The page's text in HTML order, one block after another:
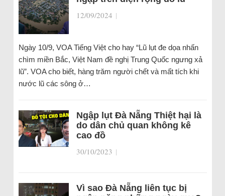
12/09/2024 |
Ngày 10/9, VOA Tiếng Việt cho hay “Lũ lụt đe dọa nhấn
chìm miền Bắc, Việt Nam đề nghị Trung Quốc ngưng xả
lũ”. VOA cho biết, hàng trăm người chết và mất tích khi
nước lũ các sông ở…
Ngập lụt Đà Nẵng Thiệt hại là
do dân chủ quan không kê
cao đồ
30/10/2023 |
Vì sao Đà Nẵng liên tục bị